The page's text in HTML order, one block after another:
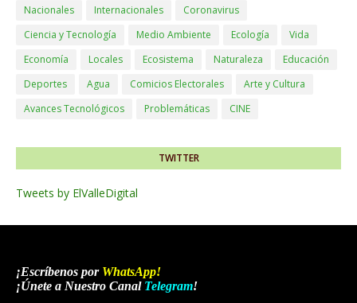
Nacionales Internacionales
Coronavirus
Ciencia y Tecnología
Medio Ambiente Ecología
Vida
Economía
Locales Ecosistema Naturaleza
Educación
Deportes
Agua Comicios Electorales
Arte y Cultura
Avances Tecnológicos
Problemáticas CINE
TWITTER
Tweets by ElValleDigital
¡Escríbenos por WhatsApp!
¡Únete a Nuestro Canal Telegram!